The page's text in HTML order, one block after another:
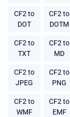
CF2 to
DOT
CF2 to
DOTM
CF2 to
TXT
CF2 to
MD
CF2 to
JPEG
CF2 to
PNG
CF2 to
WMF
CF2 to
EMF